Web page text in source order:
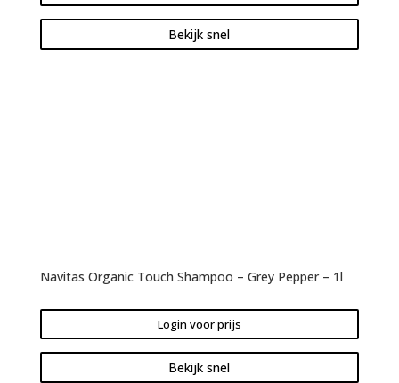
Bekijk snel
Navitas Organic Touch Shampoo – Grey Pepper – 1l
Login voor prijs
Bekijk snel